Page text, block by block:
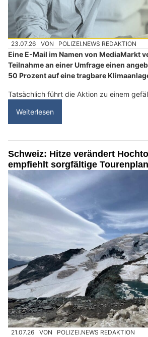
23.07.26 VON POLIZEI.NEWS REDAKTION
Eine E-Mail im Namen von MediaMarkt
Teilnahme an einer Umfrage einen
50 Prozent auf eine tragbare
Tatsächlich führt die Aktion zu einem
Weiterlesen
Schweiz: Hitze verändert
empfiehlt sorgfältige
21.07.26 VON POLIZEI.NEWS REDAKTION